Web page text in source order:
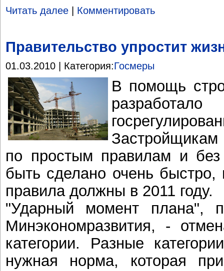
Читать далее Комментировать
Правительство упростит
01.03.2010 | Категория:Госмеры
В помощь
по простым правилам и
быть сделано очень быстро,
правила должны в 2011 году.
"Ударный момент плана",
Минэкономразвития, -
категории. Разные
нужная норма, которая